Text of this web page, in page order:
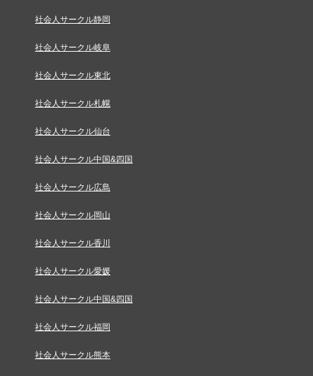
社会人サークル静岡
社会人サークル岐阜
社会人サークル東北
社会人サークル札幌
社会人サークル仙台
社会人サークル中国&四国
社会人サークル広島
社会人サークル岡山
社会人サークル香川
社会人サークル愛媛
社会人サークル中国&四国
社会人サークル福岡
社会人サークル熊本